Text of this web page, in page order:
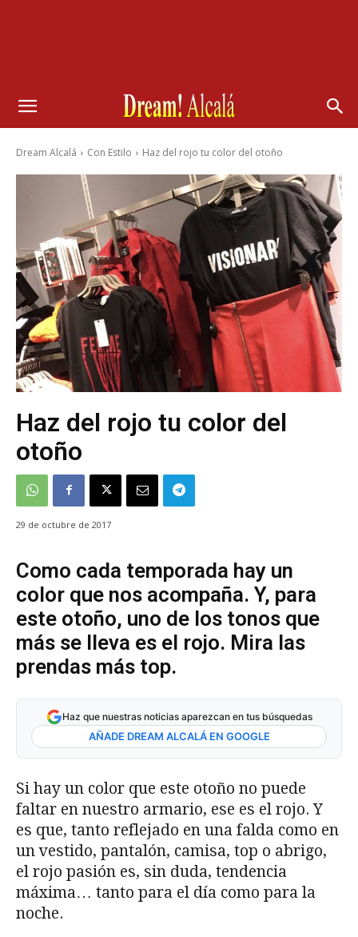
Dream Alcalá Con Estilo Haz del rojo tu color del otoño
Haz del rojo tu color del
otoño
29 de octubre de 2017
Como cada temporada hay un
color que nos acompaña. Y, para
este otoño, uno de los tonos que
más se lleva es el rojo. Mira las
prendas más top.
Haz que nuestras noticias aparezcan en tus búsquedas
AÑADE DREAM ALCALÁ EN GOOGLE
Si hay un color que este otoño no puede
faltar en nuestro armario, ese es el rojo. Y
es que, tanto reflejado en una falda como en
un vestido, pantalón, camisa, top o abrigo,
el rojo pasión es, sin duda, tendencia
máxima… tanto para el día como para la
noche.